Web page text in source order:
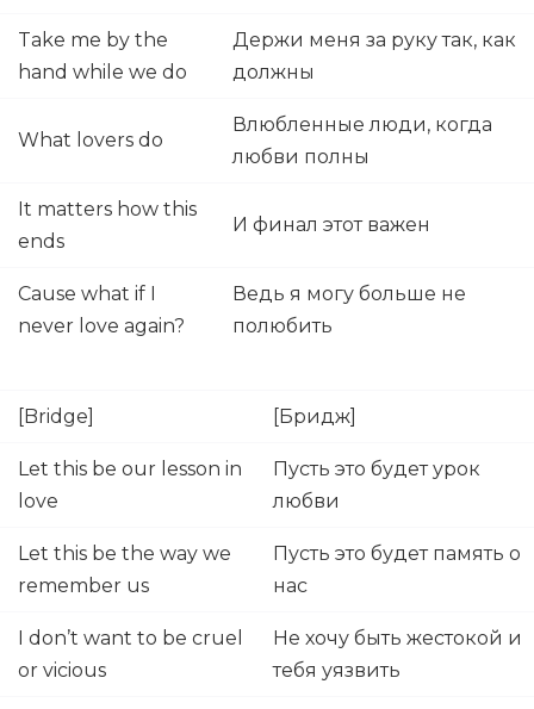
Take me by the
hand while we do
Держи меня за руку так, как
должны
What lovers do
Влюбленные люди, когда
любви полны
It matters how this
ends
И финал этот важен
Cause what if I
never love again?
Ведь я могу больше не
полюбить
[Bridge] [Бридж]
Let this be our lesson in
love
Пусть это будет урок
любви
Let this be the way we
remember us
Пусть это будет память о
нас
I don’t want to be cruel
or vicious
Не хочу быть жестокой и
тебя уязвить